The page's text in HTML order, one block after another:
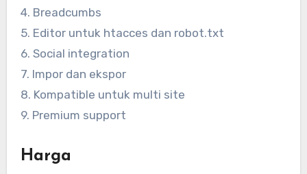
4. Breadcumbs
5. Editor untuk htacces dan robot.txt
6. Social integration
7. Impor dan ekspor
8. Kompatible untuk multi site
9. Premium support
Harga